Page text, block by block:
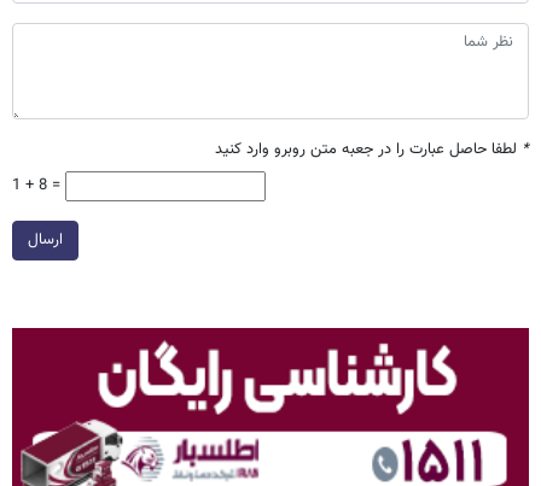
* لطفا حاصل عبارت را در جعبه متن روبرو وارد کنید
1 + 8 =
ارسال